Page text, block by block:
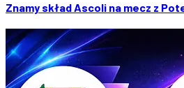
Znamy skład Ascoli na mecz z